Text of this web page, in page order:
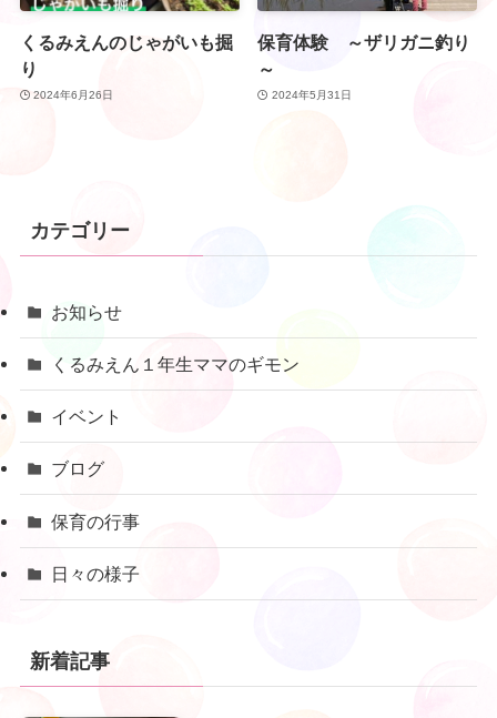
くるみえんのじゃがいも掘
り
2024年6月26日
保育体験 ～ザリガニ釣り
～
2024年5月31日
カテゴリー
お知らせ
くるみえん１年生ママのギモン
イベント
ブログ
保育の行事
日々の様子
新着記事